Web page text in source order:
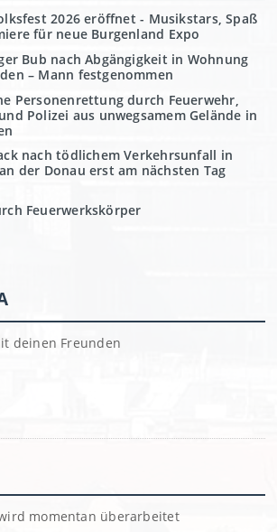
2026 eröffnet - Musikstars, Spaß
für neue Burgenland Expo
Bub nach Abgängigkeit in Wohnung
– Mann festgenommen
Personenrettung durch Feuerwehr,
Polizei aus unwegsamem Gelände in
nach tödlichem Verkehrsunfall in
der Donau erst am nächsten Tag
Feuerwerkskörper
deinen Freunden
momentan überarbeitet